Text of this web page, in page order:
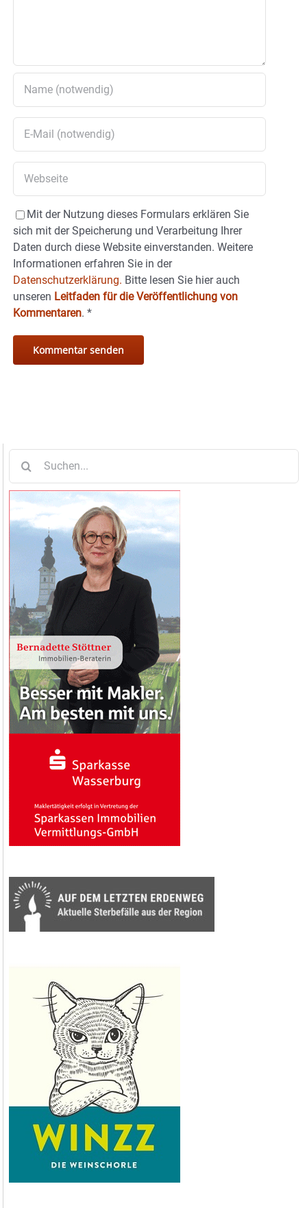
Mit der Nutzung dieses Formulars erklären Sie
sich mit der Speicherung und Verarbeitung Ihrer
Daten durch diese Website einverstanden. Weitere
Informationen erfahren Sie in der
Datenschutzerklärung. Bitte lesen Sie hier auch
unseren Leitfaden für die Veröffentlichung von
Kommentaren. *
nach: